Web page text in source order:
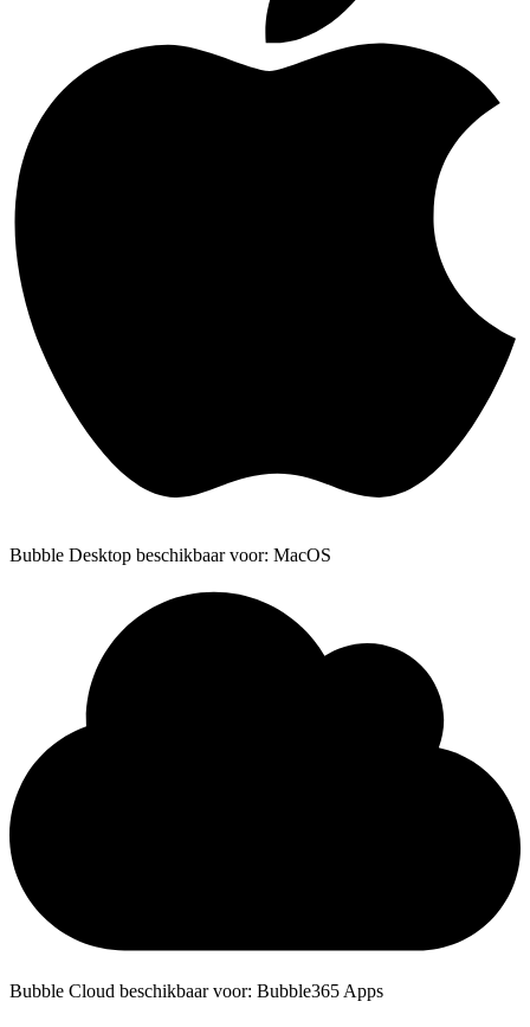
Bubble Desktop beschikbaar voor: MacOS
Bubble Cloud beschikbaar voor: Bubble365 Apps